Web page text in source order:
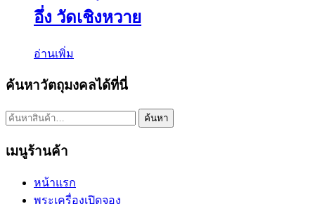
อึ่ง วัดเชิงหวาย
อ่านเพิ่ม
ค้นหาวัตถุมงคลได้ที่นี่
ค้นหา: ค้นหา
เมนูร้านค้า
หน้าแรก
พระเครื่องเปิดจอง